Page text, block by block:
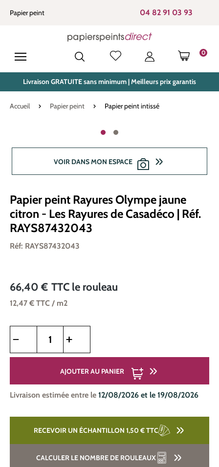
principal
Papier peint 04 82 91 03 93
0
LE
Livraison GRATUITE sans minimum | Meilleurs prix garantis
Accueil Papier peint Papier peint intissé
VOIR DANS MON ESPACE
Papier peint Rayures Olympe jaune
citron - Les Rayures de Casadéco | Réf.
RAYS87432043
Réf: RAYS87432043
66,40 € TTC le rouleau
12,47 € TTC / m2
AJOUTER AU PANIER
Livraison estimée entre le 12/08/2026 et le 19/08/2026
RECEVOIR UN ÉCHANTILLON 1,50 €TTC
CALCULER LE NOMBRE DE ROULEAUX